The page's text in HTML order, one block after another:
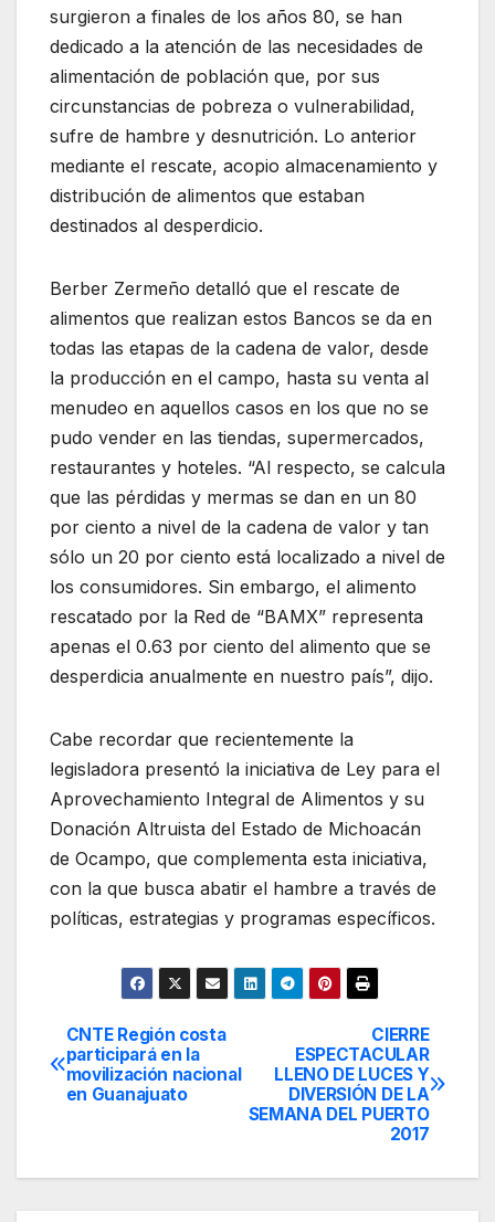
surgieron a finales de los años 80, se han
dedicado a la atención de las necesidades de
alimentación de población que, por sus
circunstancias de pobreza o vulnerabilidad,
sufre de hambre y desnutrición. Lo anterior
mediante el rescate, acopio almacenamiento y
distribución de alimentos que estaban
destinados al desperdicio.
Berber Zermeño detalló que el rescate de
alimentos que realizan estos Bancos se da en
todas las etapas de la cadena de valor, desde
la producción en el campo, hasta su venta al
menudeo en aquellos casos en los que no se
pudo vender en las tiendas, supermercados,
restaurantes y hoteles. “Al respecto, se calcula
que las pérdidas y mermas se dan en un 80
por ciento a nivel de la cadena de valor y tan
sólo un 20 por ciento está localizado a nivel de
los consumidores. Sin embargo, el alimento
rescatado por la Red de “BAMX” representa
apenas el 0.63 por ciento del alimento que se
desperdicia anualmente en nuestro país”, dijo.
Cabe recordar que recientemente la
legisladora presentó la iniciativa de Ley para el
Aprovechamiento Integral de Alimentos y su
Donación Altruista del Estado de Michoacán
de Ocampo, que complementa esta iniciativa,
con la que busca abatir el hambre a través de
políticas, estrategias y programas específicos.
Navegación
de
CIERRE
ESPECTACULAR
LLENO DE LUCES Y
DIVERSIÓN DE LA
SEMANA DEL PUERTO
2017
CNTE Región costa
participará en la
movilización nacional
en Guanajuato